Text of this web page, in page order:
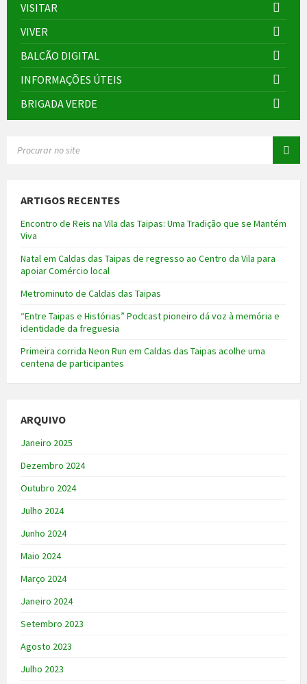
VISITAR
VIVER
BALCÃO DIGITAL
INFORMAÇÕES ÚTEIS
BRIGADA VERDE
ARTIGOS RECENTES
Encontro de Reis na Vila das Taipas: Uma Tradição que se Mantém
Viva
Natal em Caldas das Taipas de regresso ao Centro da Vila para
apoiar Comércio local
Metrominuto de Caldas das Taipas
“Entre Taipas e Histórias” Podcast pioneiro dá voz à memória e
identidade da freguesia
Primeira corrida Neon Run em Caldas das Taipas acolhe uma
centena de participantes
ARQUIVO
Janeiro 2025
Dezembro 2024
Outubro 2024
Julho 2024
Junho 2024
Maio 2024
Março 2024
Janeiro 2024
Setembro 2023
Agosto 2023
Julho 2023